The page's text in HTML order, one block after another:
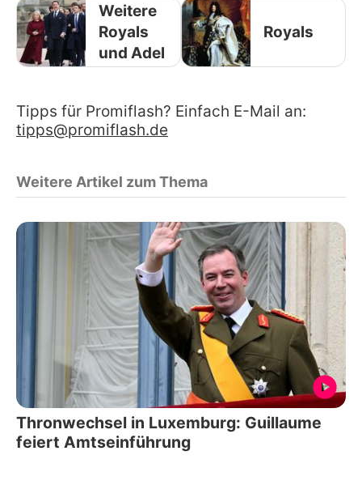
Weitere
Royals
und Adel
Royals
Tipps für Promiflash? Einfach E-Mail an:
tipps@promiflash.de
Weitere Artikel zum Thema
Thronwechsel in Luxemburg: Guillaume
feiert Amtseinführung